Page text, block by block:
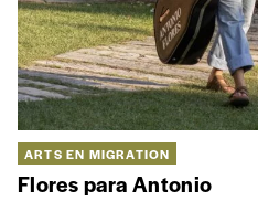
ARTS EN MIGRATION
Flores para Antonio